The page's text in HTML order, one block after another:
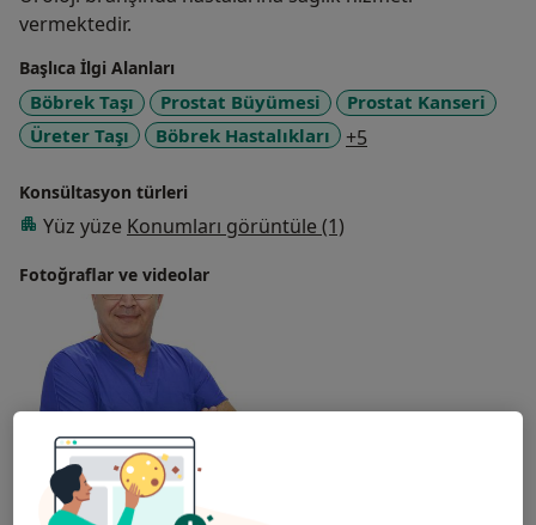
vermektedir.
Başlıca İlgi Alanları
Böbrek Taşı Prostat Büyümesi
Prostat Kanseri
Üreter Taşı
Böbrek Hastalıkları +5
Konsültasyon türleri
Yüz yüze Konumları görüntüle (1)
Fotoğraflar ve videolar
Galeriyi görüntüle (1)